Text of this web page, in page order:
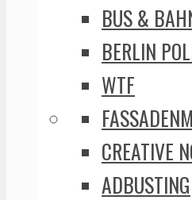
BUS &
BERLIN
WTF
CREATIVE
ADBUSTING